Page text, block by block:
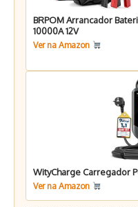
BRPOM Arrancador
10000A 12V
Ver na Amazon
WityCharge Carregador
Ver na Amazon